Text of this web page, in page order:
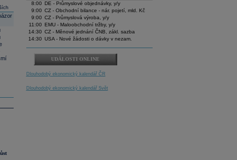
8:00
DE - Průmyslové objednávky, y/y
9:00 CZ - Obchodní bilance - nár. pojetí, mld. Kč
9:00 CZ - Průmyslová výroba, y/y
11:00
EMU - Maloobchodní tržby, y/y
14:30 CZ - Měnové jednání ČNB, zákl. sazba
14:30 USA - Nové žádosti o dávky v nezam.
UDÁLOSTI ONLINE
Dlouhodobý ekonomický kalendář ČR
Dlouhodobý ekonomický kalendář Svět